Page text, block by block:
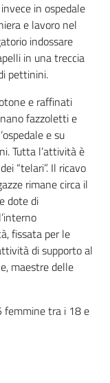
in ospedale
e lavoro nel
indossare
in una treccia
pettinini.
e raffinati
fazzoletti e
e su
Tutta l’attività è
“telari”. Il ricavo
rimane circa il
dote di
fissata per le
di supporto al
maestre delle
femmine tra i 18 e